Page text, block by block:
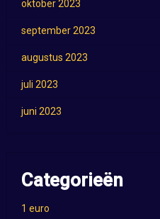
oktober 2023
september 2023
augustus 2023
juli 2023
juni 2023
Categorieën
1 euro